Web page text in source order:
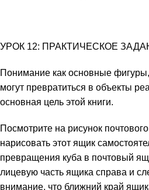
УРОК 12: ПРАКТИЧЕСКОЕ
Понимание как основные
могут превратиться в объекты
основная цель этой книги.
Посмотрите на рисунок
нарисовать этот ящик
превращения куба в почтовый
лицевую часть ящика справа и
внимание, что ближний край